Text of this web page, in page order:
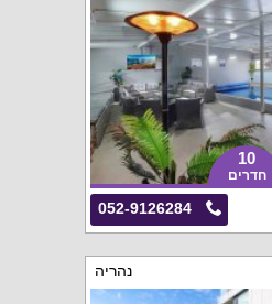
10
חדרים
052-9126284
נהריה